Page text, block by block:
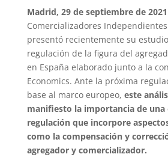
Madrid, 29 de septiembre de
Comercializadores Independientes
presentó recientemente su
regulación de la figura del
en España elaborado junto a la
Economics. Ante la próxima
base al marco europeo, este
manifiesto la importancia de una
regulación que incorpore
como la compensación y
agregador y comercializador.